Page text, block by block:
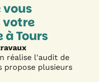
votre
àTours
réalise l'audit de
propose plusieurs